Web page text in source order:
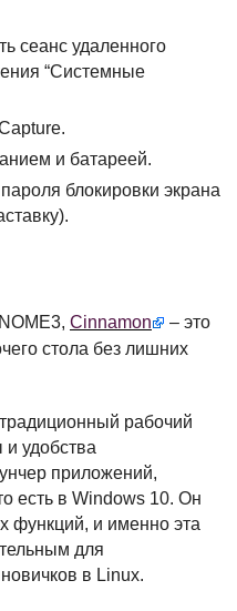
сеанс удаленного
“Системные
и батареей.
блокировки экрана
Cinnamon
– это
стола без лишних
рабочий
удобства
приложений,
есть в Windows 10. Он
функций, и именно эта
для
в Linux.